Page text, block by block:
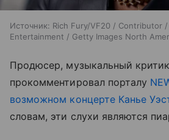
Источник: Rich Fury/VF20 / Contributor
Entertainment / Getty Images North
Продюсер, музыкальный
прокомментировал порталу
возможном концерте Канье
словам, эти слухи являются